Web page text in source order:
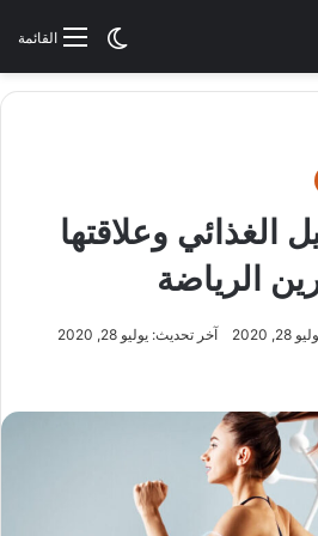
القائمةالوضع
الغذائي وعلاقتها
الرياضة
28, 2020 آخر تحديث: يوليو 28, 2020